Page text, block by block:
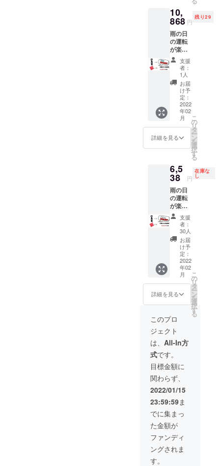
配送区
域関係
なく送
料込
み］
SIZE：
40ｃｍ
×40ｃｍ
ポリ
エステ
80％、
ポリア
ミド
20％ 〇
専用タ
オルの
ません
のでご
ださ
い。 〇
デザイ
ン仕様
が多少
変わる
場合も
ありま
すので
ご了承
くださ
い。
般販売
価格
9,340円
の【期
間限定
割
20％OF
→7,379
「消費
税込
み」
［国内
配送区
域関係
なく送
料込
細〉 ・
G
Spray
（100m
l）× ２
本 ・
Mfam自
社製タ
オル×
１枚
【Mfam
自社製
タオル
につい
て】 〇
カラー
の選択
のでご
ださ
い。 〇
デザイ
ン仕様
が多少
変わる
場合も
ありま
ご了承
くださ
い。
10,
868 円
残り29
雨の日
の運転
が楽し
くな
る！ 一
般販売
予定価
格（G
Spray
￥4,380
円/本
+Mfam
自社製
タオル
￥580/1
枚）を
般販売
価格
14,300
円の
【早割
２
４％OF
→10,86
8「消費
税込
み」
［国内
配送区
域関係
なく送
料込
トの詳
細〉 ・
G
Spray
（100m
l）× ３
本 ・
Mfam自
社製タ
オル×
２枚
【Mfam
自社製
タオル
につい
て】 〇
カラー
の選択
支援
者：
1人
お届
け予
定：
2022
年02
月
詳細を見る
こ
の
リ
タ
ー
ン
を
選
択
す
る
6,5
38 円
在庫な
し
雨の日
の運転
が楽し
くな
る！ 一
般販売
予定価
格（G
Spray
￥4,380
円/本
+Mfam
自社製
タオル
￥580/1
枚）を
予定 一
般販売
価格
9,340円
の【超
早割３
０％OF
F】
→6,538
「消費
税込
み」
［国内
配送区
域関係
なく送
料込
み］
支援
者：
30人
お届
け予
定：
2022
年02
月
詳細を見る
こ
の
リ
タ
ー
ン
を
選
択
す
る
このプロ
ジェクト
は、 All-In方
式です。
目標金額に
関わらず、
2022/01/15
23:59:59ま
でに集まっ
た金額が
ファンディ
ングされま
す。